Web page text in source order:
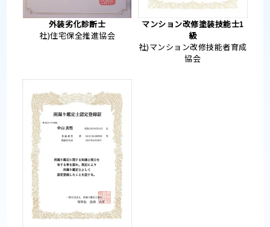
外装劣化診断士
社)住宅保全推進協会
マンション改修塗装技能士1
級
社)マンション改修技能者育成
協会